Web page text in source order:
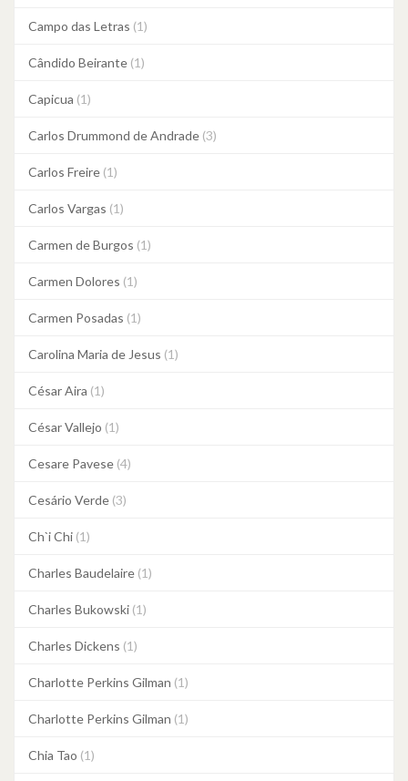
Campo das Letras (1)
Cândido Beirante (1)
Capicua (1)
Carlos Drummond de Andrade (3)
Carlos Freire (1)
Carlos Vargas (1)
Carmen de Burgos (1)
Carmen Dolores (1)
Carmen Posadas (1)
Carolina Maria de Jesus (1)
César Aira (1)
César Vallejo (1)
Cesare Pavese (4)
Cesário Verde (3)
Ch`i Chi (1)
Charles Baudelaire (1)
Charles Bukowski (1)
Charles Dickens (1)
Charlotte Perkins Gilman (1)
Charlotte Perkins Gilman (1)
Chia Tao (1)